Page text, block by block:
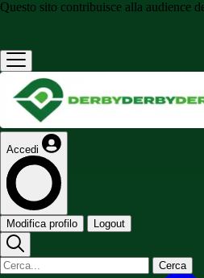
Questo sito contribuisce alla audience
Accedi
Modifica profilo Logout
Cerca